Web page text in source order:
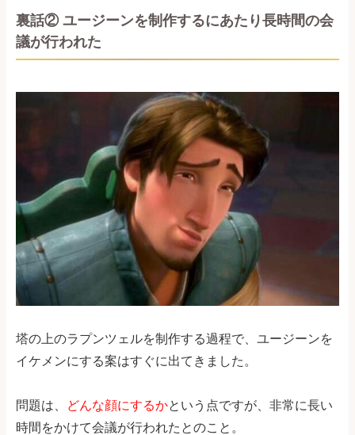
裏話② ユージーンを制作するにあたり長時間の会
議が行われた
塔の上のラプンツェルを制作する過程で、ユージーンを
イケメンにする案はすぐに出てきました。
問題は、 どんな顔にするかという点ですが、非常に長い
時間をかけて会議が行われたとのこと。